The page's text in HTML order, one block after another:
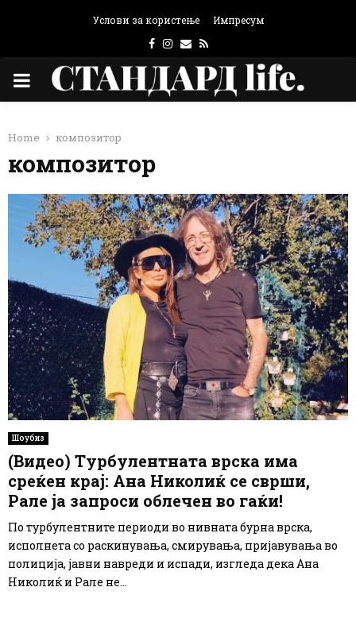
Услови за користење Импресум
Facebook
Instagram
Email
Rss
PRIMARY
Home композитор
композитор
Шоубиз
(Видео) Турбулентната врска има
среќен крај: Ана Николиќ се сврши,
Рале ја запроси облечен во гаќи!
По турбулентните периоди во нивната бурна врска,
исполнета со раскинувања, смирувања, пријавувања во
полиција, јавни навреди и испади, изгледа дека Ана
Николиќ и Рале не...